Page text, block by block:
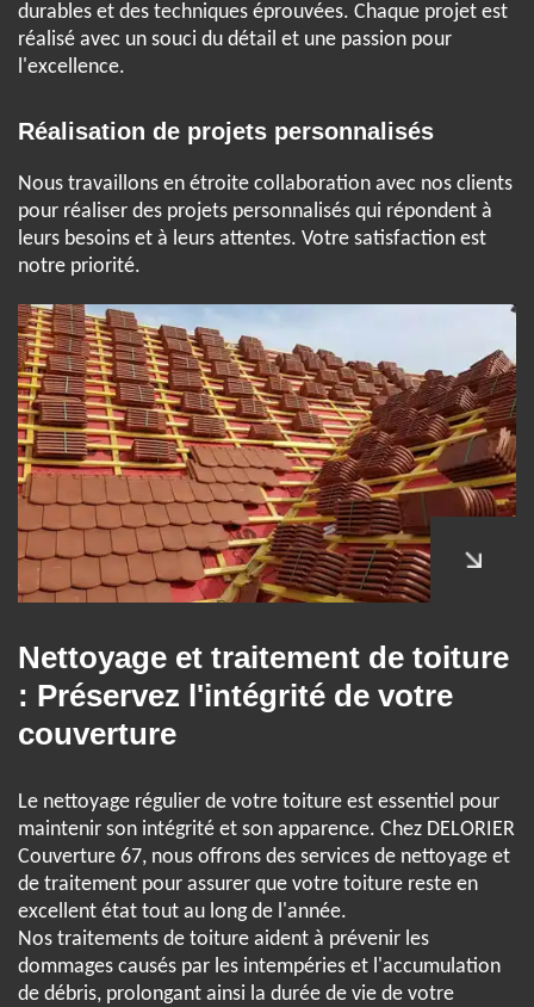
durables et des techniques éprouvées. Chaque projet est
réalisé avec un souci du détail et une passion pour
l'excellence.
Réalisation de projets personnalisés
Nous travaillons en étroite collaboration avec nos clients
pour réaliser des projets personnalisés qui répondent à
leurs besoins et à leurs attentes. Votre satisfaction est
notre priorité.
Nettoyage et traitement de toiture
: Préservez l'intégrité de votre
couverture
Le nettoyage régulier de votre toiture est essentiel pour
maintenir son intégrité et son apparence. Chez DELORIER
Couverture 67, nous offrons des services de nettoyage et
de traitement pour assurer que votre toiture reste en
excellent état tout au long de l'année.
Nos traitements de toiture aident à prévenir les
dommages causés par les intempéries et l'accumulation
de débris, prolongant ainsi la durée de vie de votre